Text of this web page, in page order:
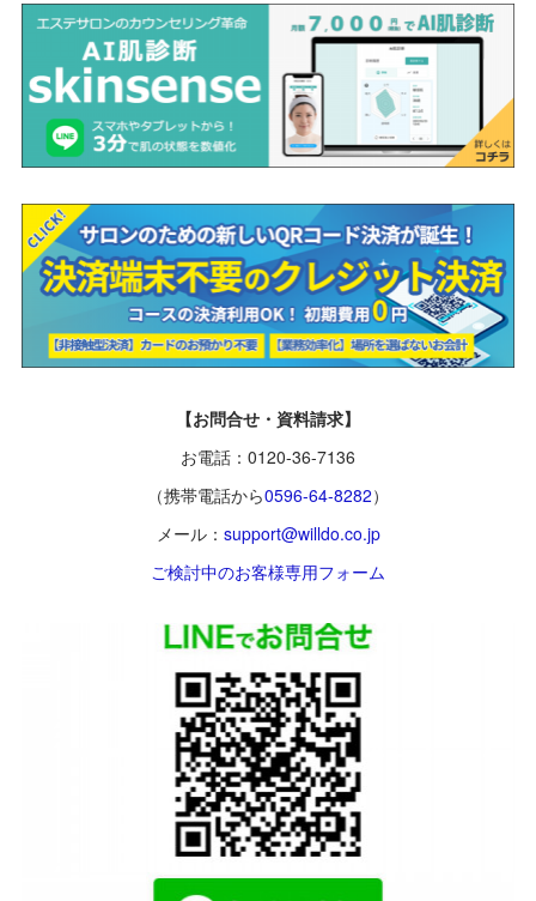
【お問合せ・資料請求】
お電話：0120-36-7136
（携帯電話から0596-64-8282）
メール： support@willdo.co.jp
ご検討中のお客様専用フォーム